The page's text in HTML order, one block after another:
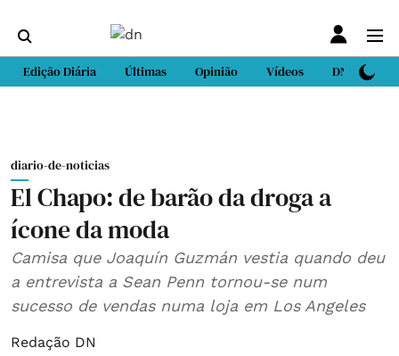
Edição Diária Últimas Opinião Vídeos DN Sport
diario-de-noticias
El Chapo: de barão da droga a
ícone da moda
Camisa que Joaquín Guzmán vestia quando deu
a entrevista a Sean Penn tornou-se num
sucesso de vendas numa loja em Los Angeles
Redação DN